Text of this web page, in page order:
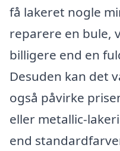
få lakeret nogle
reparere en bule,
billigere end en
Desuden kan det
også påvirke
eller metallic-
end